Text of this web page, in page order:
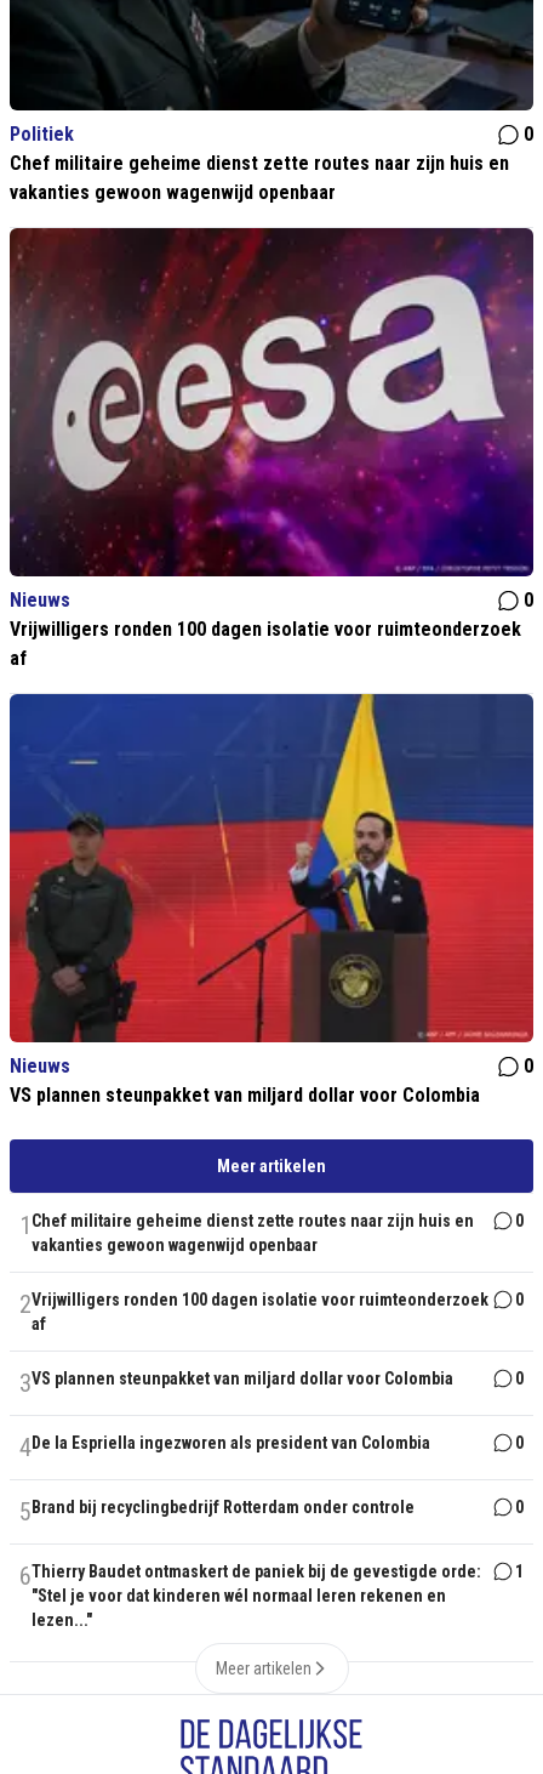
Politiek
0
Chef militaire geheime dienst zette routes naar zijn huis en
vakanties gewoon wagenwijd openbaar
Nieuws
0
Vrijwilligers ronden 100 dagen isolatie voor ruimteonderzoek
af
Nieuws
0
VS plannen steunpakket van miljard dollar voor Colombia
Meer artikelen
1 Chef militaire geheime dienst zette routes naar zijn huis en
vakanties gewoon wagenwijd openbaar
0
2Vrijwilligers ronden 100 dagen isolatie voor ruimteonderzoek
af
0
3VS plannen steunpakket van miljard dollar voor Colombia 0
4De la Espriella ingezworen als president van Colombia 0
5 Brand bij recyclingbedrijf Rotterdam onder controle 0
6Thierry Baudet ontmaskert de paniek bij de gevestigde orde:
"Stel je voor dat kinderen wél normaal leren rekenen en
lezen..."
1
Meer artikelen